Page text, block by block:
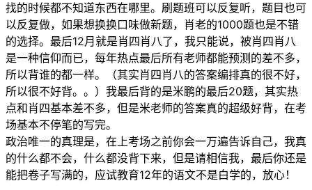
找的时候都不知道东西在哪里。刷题班可以反复听，题目也可
以反复做，如果想换换口味做新题，肖老的1000题也是不错
的选择。最后12月就是肖四肖八了，我只能说，被肖四肖八
是一种信仰而已，每年热点最后所有老师都能预测的差不多，
所以背谁的都一样。（其实肖四肖八的答案编排真的很不好，
所以很不好背。。）我最后背的是米鹏的最后20题，其实热
点和肖四基本差不多，但是米老师的答案真的超级好背，在考
场基本不停笔的写完。
政治唯一的真理是，在上考场之前你会一万遍告诉自己，我真
的什么都不会，什么都没背下来，但是请相信我，最后你还是
能把卷子写满的，应试教育12年的语文不是白学的，放心！